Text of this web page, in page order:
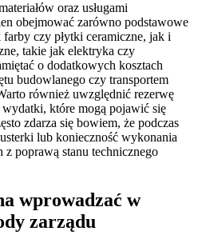
oraz usługami
obejmować zarówno podstawowe
czy płytki ceramiczne, jak i
takie jak elektryka czy
o dodatkowych kosztach
budowlanego czy transportem
również uwzględnić rezerwę
które mogą pojawić się
zdarza się bowiem, że podczas
lub konieczność wykonania
poprawą stanu technicznego
wprowadzać w
zarządu